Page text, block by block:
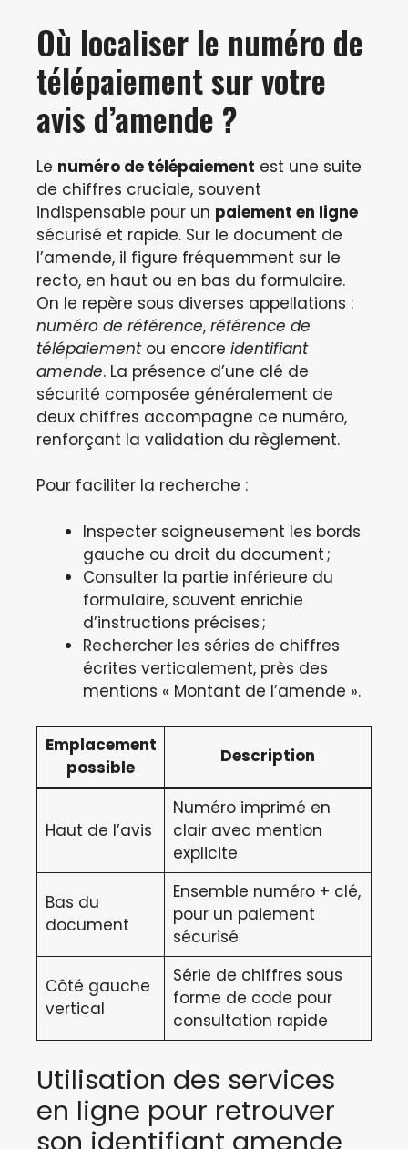
Où localiser le numéro de
télépaiement sur votre
avis d’amende ?
Le numéro de télépaiement est une suite
de chiffres cruciale, souvent
indispensable pour un paiement en ligne
sécurisé et rapide. Sur le document de
l’amende, il figure fréquemment sur le
recto, en haut ou en bas du formulaire.
On le repère sous diverses appellations :
numéro de référence, référence de
télépaiementou encore identifiant
amende. La présence d’une clé de
sécurité composée généralement de
deux chiffres accompagne ce numéro,
renforçant la validation du règlement.
Pour faciliter la recherche :
Inspecter soigneusement les bords
gauche ou droit du document ;
Consulter la partie inférieure du
formulaire, souvent enrichie
d’instructions précises ;
Rechercher les séries de chiffres
écrites verticalement, près des
mentions « Montant de l’amende ».
Emplacement
possible
Description
Haut de l’avis
Numéro imprimé en
clair avec mention
explicite
Bas du
document
Ensemble numéro + clé,
pour un paiement
sécurisé
Côté gauche
vertical
Série de chiffres sous
forme de code pour
consultation rapide
Utilisation des services
en ligne pour retrouver
son identifiant amende